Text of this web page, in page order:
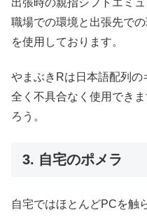
出張時の親指シフトエミ
職場での環境と出張先で
を使用しております。
やまぶきRは日本語配列の
全く不具合なく使用でき
ろう。
3. 自宅のポメラ
自宅ではほとんどPCを触